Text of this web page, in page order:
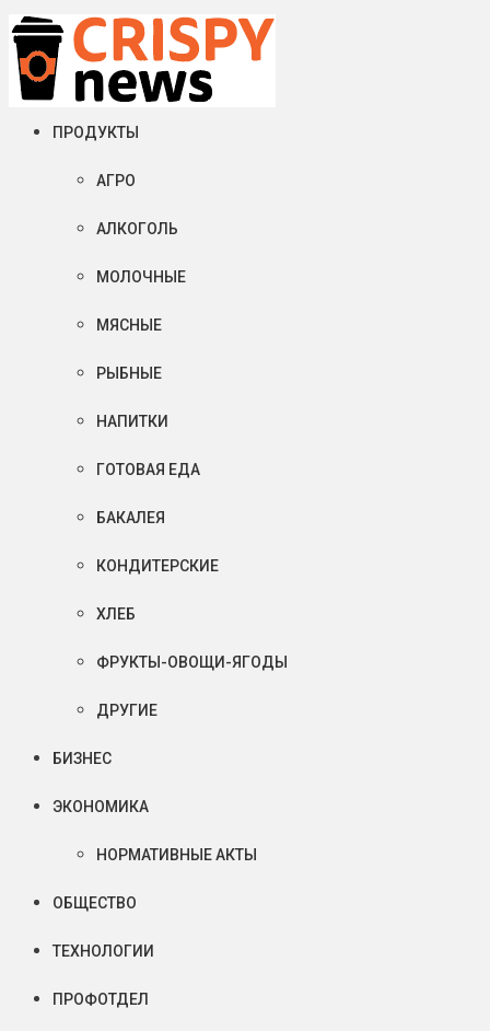
Суббота, 08 августа, 2026
Crispy News/Криспи Ньюс
События и тенденции рынка пищевой промышленности в России
ПРОДУКТЫ
АГРО
АЛКОГОЛЬ
МОЛОЧНЫЕ
МЯСНЫЕ
РЫБНЫЕ
НАПИТКИ
ГОТОВАЯ ЕДА
БАКАЛЕЯ
КОНДИТЕРСКИЕ
ХЛЕБ
ФРУКТЫ-ОВОЩИ-ЯГОДЫ
ДРУГИЕ
БИЗНЕС
ЭКОНОМИКА
НОРМАТИВНЫЕ АКТЫ
ОБЩЕСТВО
ТЕХНОЛОГИИ
ПРОФОТДЕЛ